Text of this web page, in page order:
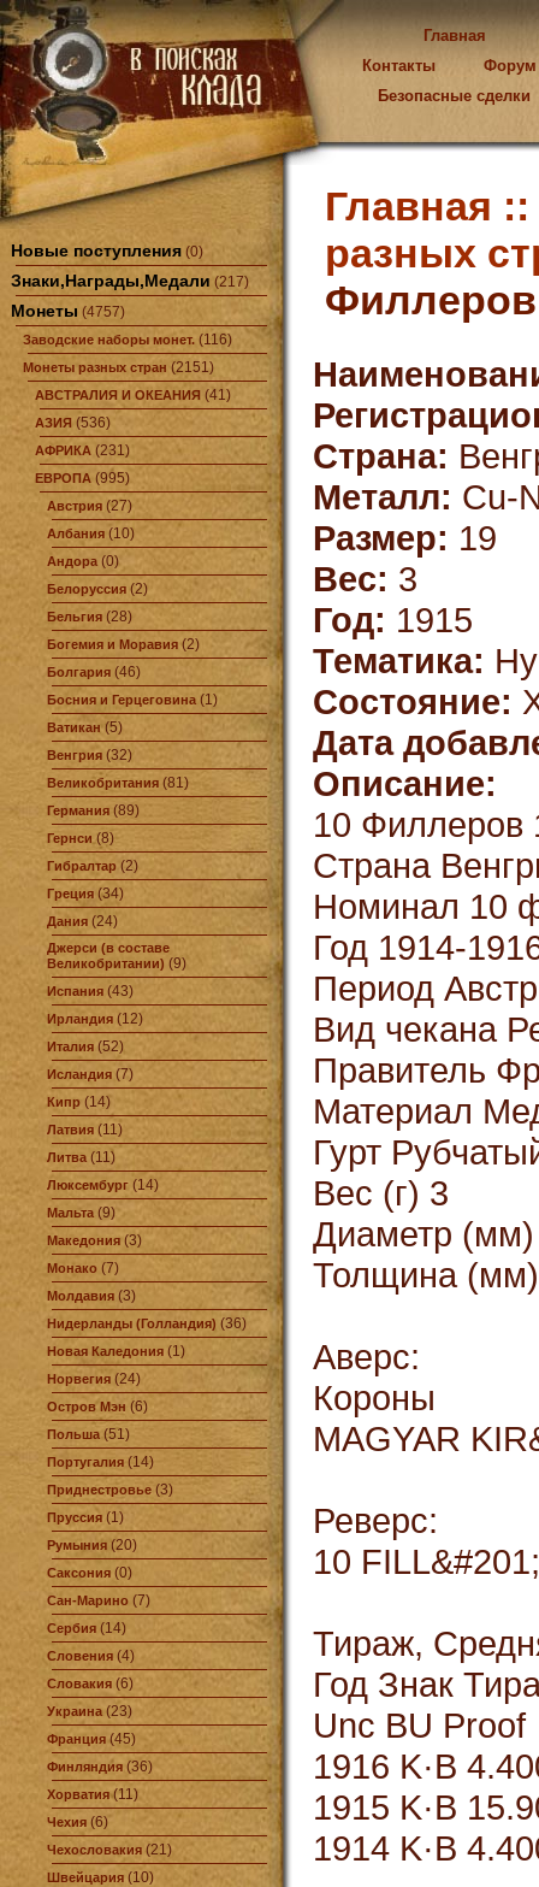
Главная
Контакты
Форум
Безопасные сделки
Новые поступления (0)
Знаки,Награды,Медали (217)
Монеты (4757)
Заводские наборы монет. (116)
Монеты разных стран (2151)
АВСТРАЛИЯ И ОКЕАНИЯ (41)
АЗИЯ (536)
АФРИКА (231)
ЕВРОПА (995)
Австрия (27)
Албания (10)
Андора (0)
Белоруссия (2)
Бельгия (28)
Богемия и Моравия (2)
Болгария (46)
Босния и Герцеговина (1)
Ватикан(5)
Венгрия (32)
Великобритания (81)
Германия (89)
Гернси(8)
Гибралтар (2)
Греция (34)
Дания (24)
Джерси (в составе
Великобритании) (9)
Испания (43)
Ирландия (12)
Италия (52)
Исландия (7)
Кипр (14)
Латвия (11)
Литва(11)
Люксембург (14)
Мальта (9)
Македония (3)
Монако (7)
Молдавия (3)
Нидерланды (Голландия) (36)
Новая Каледония (1)
Норвегия (24)
Остров Мэн (6)
Польша(51)
Португалия (14)
Приднестровье (3)
Пруссия (1)
Румыния (20)
Саксония (0)
Сан-Марино (7)
Сербия (14)
Словения (4)
Словакия (6)
Украина(23)
Франция (45)
Финляндия (36)
Хорватия(11)
Чехия (6)
Чехословакия (21)
Швейцария (10)
Главная ::
разных
Филлеров
Страна:
Металл: Cu-
Размер: 19
Вес: 3
Год: 1915
Тематика:
Состояние:
Дата
Описание:
10 Филлеров
Страна
Номинал 10
Год 1914-
Период
Вид чекана
Правитель
Материал
Гурт
Вес (г) 3
Диаметр
Толщина
Аверс:
Короны
MAGYAR
Реверс:
10
Тираж,
Год Знак
Unc BU Proof
1916 K·B
1915 K·B
1914 K·B